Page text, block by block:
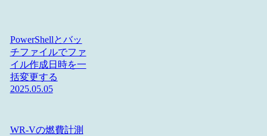
PowerShellとバッ
チファイルでファ
イル作成日時を一
括変更する
2025.05.05
WR-Vの燃費計測